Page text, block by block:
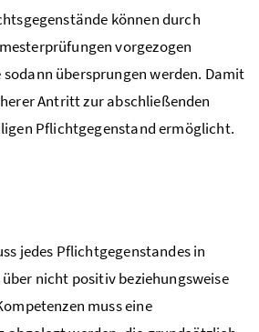
können durch
vorgezogen
sodann übersprungen werden. Damit
Antritt zur abschließenden
Pflichtgegenstand ermöglicht.
jedes Pflichtgegenstandes in
nicht positiv beziehungsweise
muss eine